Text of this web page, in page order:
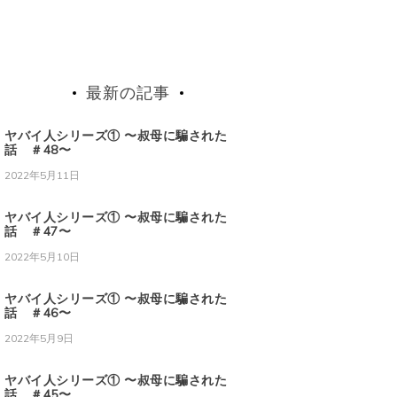
最新の記事
ヤバイ人シリーズ① 〜叔母に騙された
話 ＃48〜
2022年5月11日
ヤバイ人シリーズ① 〜叔母に騙された
話 ＃47〜
2022年5月10日
ヤバイ人シリーズ① 〜叔母に騙された
話 ＃46〜
2022年5月9日
ヤバイ人シリーズ① 〜叔母に騙された